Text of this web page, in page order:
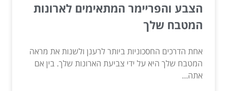
הצבע והפריימר המתאימים לארונות
המטבח שלך
אחת הדרכים החסכוניות ביותר לרענן ולשנות את מראה
המטבח שלך היא על ידי צביעת הארונות שלך. בין אם
אתה...